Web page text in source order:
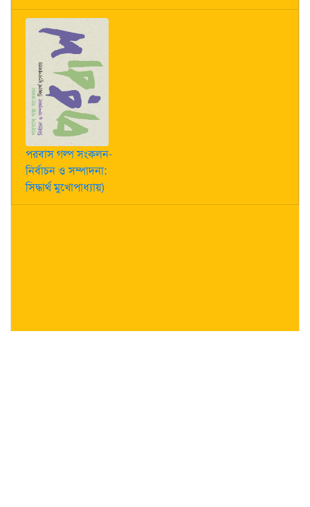
পরবাস গল্প সংকলন-
নির্বাচন ও সম্পাদনা:
সিদ্ধার্থ মুখোপাধ্যায়)